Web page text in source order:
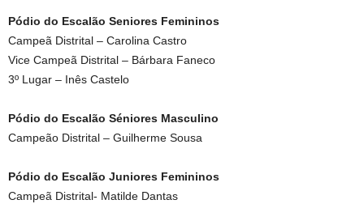
Pódio do Escalão Seniores Femininos
Campeã Distrital – Carolina Castro
Vice Campeã Distrital – Bárbara Faneco
3º Lugar – Inês Castelo
Pódio do Escalão Séniores Masculino
Campeão Distrital – Guilherme Sousa
Pódio do Escalão Juniores Femininos
Campeã Distrital- Matilde Dantas